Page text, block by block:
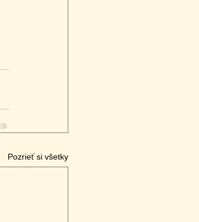
Pozrieť si všetky